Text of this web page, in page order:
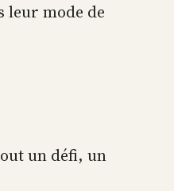
leur mode de
un défi, un